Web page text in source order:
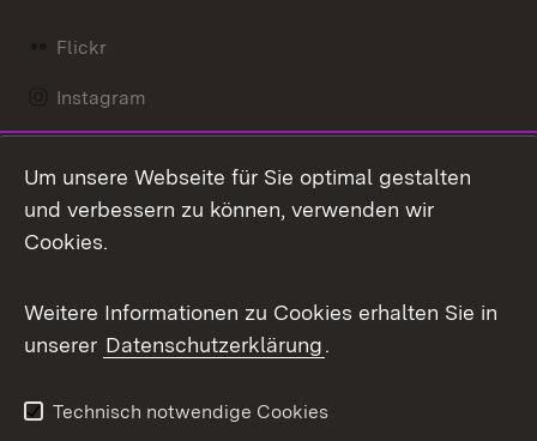
Flickr
Instagram
Mastodon
Messenger
Social Wall
X / Twitter
Youtube
Um unsere Webseite für Sie optimal gestalten
und verbessern zu können, verwenden wir
Cookies.
Weitere Informationen zu Cookies erhalten Sie in
unserer Datenschutzerklärung.
Technisch notwendige Cookies